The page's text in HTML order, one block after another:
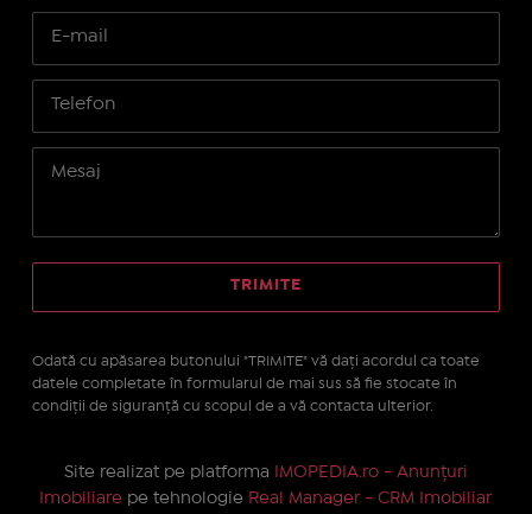
Odată cu apăsarea butonului "TRIMITE" vă daţi acordul ca toate
datele completate în formularul de mai sus să fie stocate în
condiţii de siguranţă cu scopul de a vă contacta ulterior.
Site realizat pe platforma
IMOPEDIA.ro - Anunțuri
Imobiliare pe tehnologie Real Manager - CRM Imobiliar